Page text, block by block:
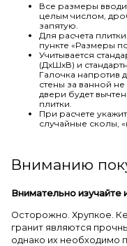
Все размеры
целым числом,
запятую.
Для расчета
пункте «Размеры
Учитывается
(ДхШхВ) и
Галочка напротив
стены за ванной
двери будет
плитки.
При расчете
случайные сколы,
Вниманию
Внимательно изучайте
Осторожно. Хрупкое.
гранит являются
однако их необходимо